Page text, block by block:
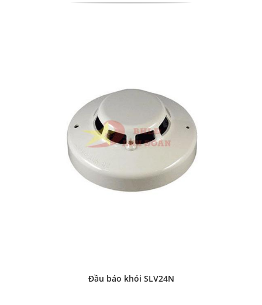
Đầu báo khói SLV24N